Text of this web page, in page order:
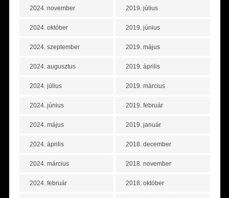
2024. november
2024. október
2024. szeptember
2024. augusztus
2024. július
2024. június
2024. május
2024. április
2024. március
2024. február
2019. július
2019. június
2019. május
2019. április
2019. március
2019. február
2019. január
2018. december
2018. november
2018. október